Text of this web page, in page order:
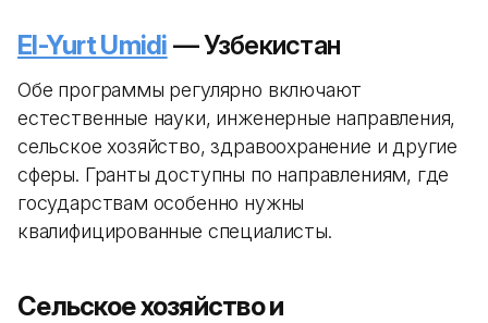
El-Yurt Umidi — Узбекистан
Обе программы регулярно включают
естественные науки, инженерные направления,
сельское хозяйство, здравоохранение и другие
сферы. Гранты доступны по направлениям, где
государствам особенно нужны
квалифицированные специалисты.
Сельское хозяйство и